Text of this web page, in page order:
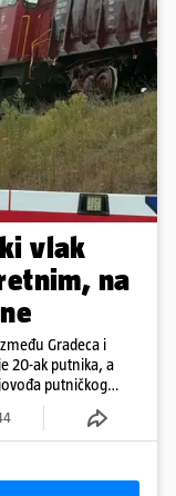
vlak
na
Gradeca i
20-ak putnika, a
putničkog